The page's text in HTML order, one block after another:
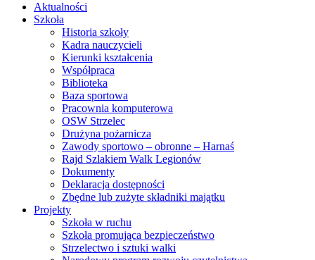
Aktualności
Szkoła
Historia szkoły
Kadra nauczycieli
Kierunki kształcenia
Współpraca
Biblioteka
Baza sportowa
Pracownia komputerowa
OSW Strzelec
Drużyna pożarnicza
Zawody sportowo – obronne – Harnaś
Rajd Szlakiem Walk Legionów
Dokumenty
Deklaracja dostępności
Zbędne lub zużyte składniki majątku
Projekty
Szkoła w ruchu
Szkoła promująca bezpieczeństwo
Strzelectwo i sztuki walki